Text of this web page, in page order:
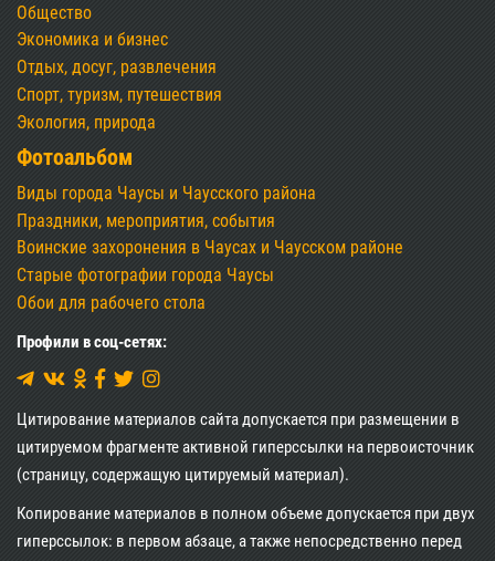
Общество
Экономика и бизнес
Отдых, досуг, развлечения
Спорт, туризм, путешествия
Экология, природа
Фотоальбом
Виды города Чаусы и Чаусского района
Праздники, мероприятия, события
Воинские захоронения в Чаусах и Чаусском районе
Старые фотографии города Чаусы
Обои для рабочего стола
Профили в соц-сетях:
Цитирование материалов сайта допускается при размещении в
цитируемом фрагменте активной гиперссылки на первоисточник
(страницу, содержащую цитируемый материал).
Копирование материалов в полном объеме допускается при двух
гиперссылок: в первом абзаце, а также непосредственно перед